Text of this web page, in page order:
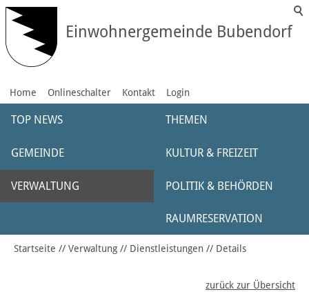
Einwohnergemeinde Bubendorf
Home Onlineschalter Kontakt Login
TOP NEWS THEMEN
GEMEINDE KULTUR & FREIZEIT
VERWALTUNG POLITIK & BEHÖRDEN
RAUMRESERVATION
Startseite Verwaltung Dienstleistungen Details
zurück zur Übersicht